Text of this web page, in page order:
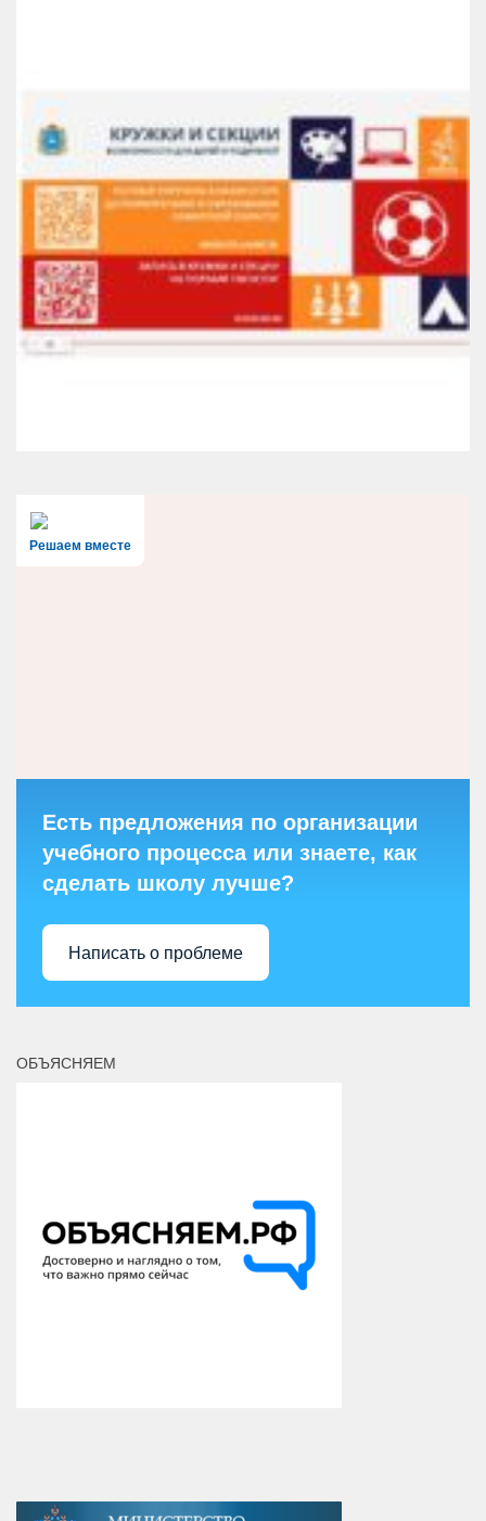
Решаем вместе
Есть предложения по организации
учебного процесса или знаете, как
сделать школу лучше?
Написать о проблеме
ОБЪЯСНЯЕМ